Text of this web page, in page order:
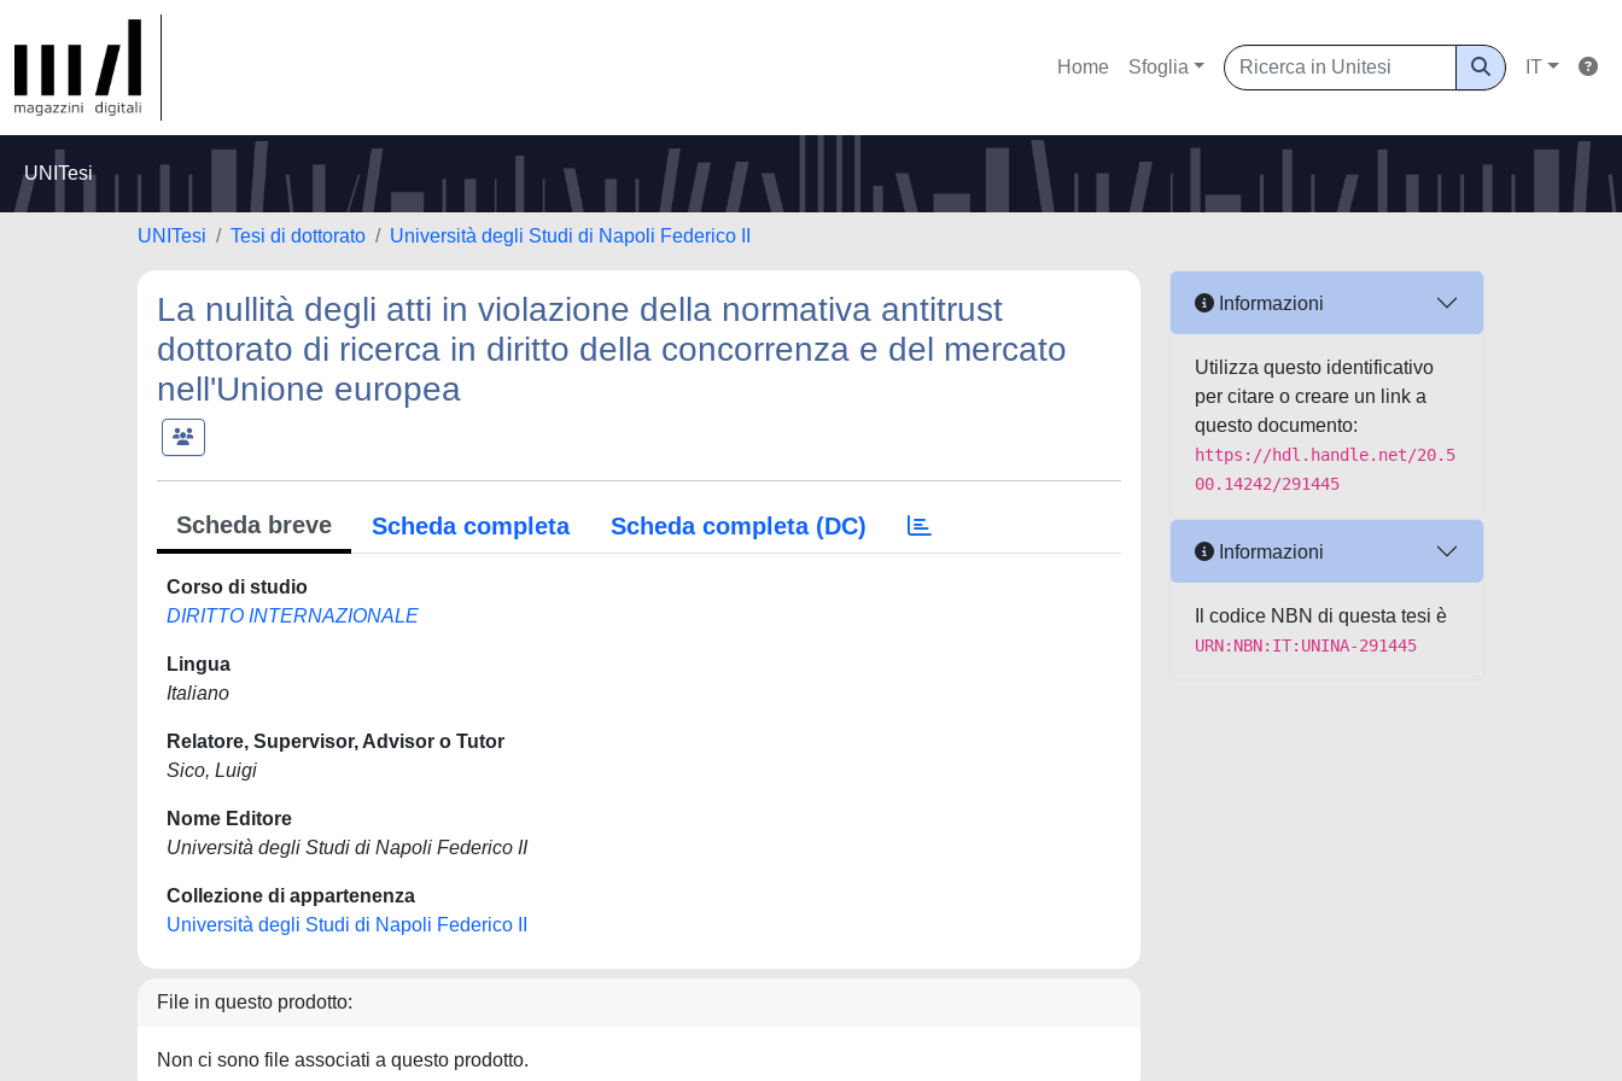
Home Sfoglia IT
UNITesi
UNITesi Tesi di dottorato Università degli Studi di Napoli Federico II
La nullità degli atti in violazione della normativa antitrust
dottorato di ricerca in diritto della concorrenza e del mercato
nell'Unione europea
Scheda breve Scheda completa Scheda completa (DC)
Corso di studio
DIRITTO INTERNAZIONALE
Lingua
Italiano
Relatore, Supervisor, Advisor o Tutor
Sico, Luigi
Nome Editore
Università degli Studi di Napoli Federico II
Collezione di appartenenza
Università degli Studi di Napoli Federico II
File in questo prodotto:
Non ci sono file associati a questo prodotto.
Informazioni
Utilizza questo identificativo
per citare o creare un link a
questo documento:
https://hdl.handle.net/20.5
00.14242/291445
Informazioni
Il codice NBN di questa tesi è
URN:NBN:IT:UNINA-291445